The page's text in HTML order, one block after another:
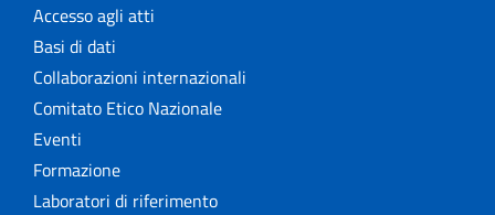
Accesso agli atti
Basi di dati
Collaborazioni internazionali
Comitato Etico Nazionale
Eventi
Formazione
Laboratori di riferimento